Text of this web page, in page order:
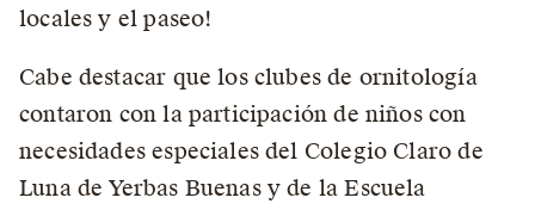
locales y el paseo!
Cabe destacar que los clubes de ornitología
contaron con la participación de niños con
necesidades especiales del Colegio Claro de
Luna de Yerbas Buenas y de la Escuela